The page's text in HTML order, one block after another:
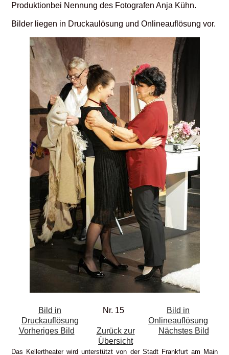
Produktionbei Nennung des Fotografen Anja Kühn.
Bilder liegen in Druckaulösung und Onlineauflösung vor.
Bild in
Druckauflösung
Nr. 15
Bild in
Onlineauflösung
Vorheriges Bild
Zurück zur
Übersicht
Nächstes Bild
Das Kellertheater wird unterstützt von der Stadt Frankfurt am Main